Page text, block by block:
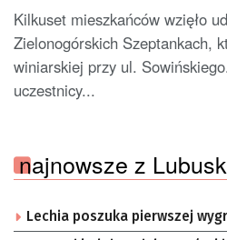
Kilkuset mieszkańców wzięło
Zielonogórskich Szeptankach,
winiarskiej przy ul.
uczestnicy...
najnowsze z
Lechia poszuka pierwszej